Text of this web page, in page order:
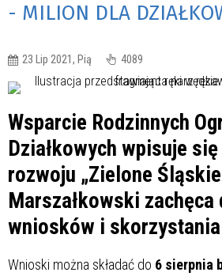
- MILION DLA
23 Lip 2021, Pią 4089
Wsparcie Rodzinnych
Działkowych wpisuje
rozwoju „Zielone
Marszałkowski zachęca
wniosków i
Wnioski można składać do 6 sierpnia